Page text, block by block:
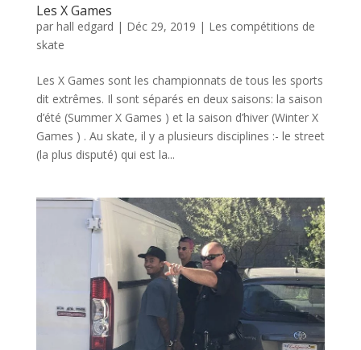
Les X Games
par hall edgard | Déc 29, 2019 | Les compétitions de
skate
Les X Games sont les championnats de tous les sports
dit extrêmes. Il sont séparés en deux saisons: la saison
d’été (Summer X Games ) et la saison d’hiver (Winter X
Games ) . Au skate, il y a plusieurs disciplines :- le street
(la plus disputé) qui est la...